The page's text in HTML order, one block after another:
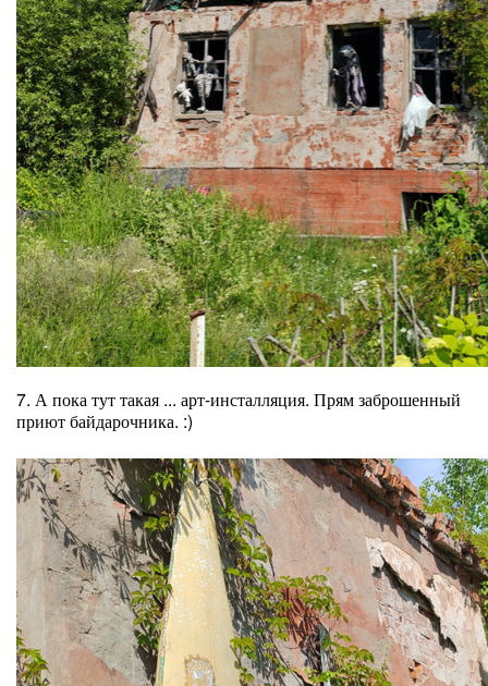
7. А пока тут такая ... арт-инсталляция. Прям заброшенный
приют байдарочника. :)